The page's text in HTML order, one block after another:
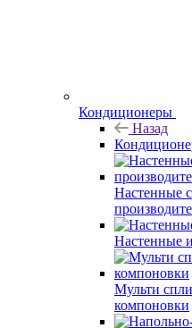
Кондиционеры
Назад
Настенные
Настенные
Мульти
компоновки